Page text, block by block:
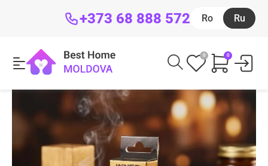
+373 68 888 572 Ro Ru
0 0